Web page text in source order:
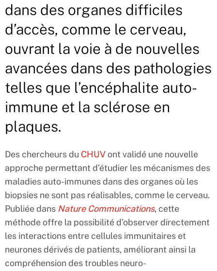
dans des organes difficiles
d’accès, comme le cerveau,
ouvrant la voie à de nouvelles
avancées dans des pathologies
telles que l’encéphalite auto-
immune et la sclérose en
plaques.
Des chercheurs du CHUV ont validé une nouvelle
approche permettant d’étudier les mécanismes des
maladies auto-immunes dans des organes où les
biopsies ne sont pas réalisables, comme le cerveau.
Publiée dans Nature Communications, cette
méthode offre la possibilité d’observer directement
les interactions entre cellules immunitaires et
neurones dérivés de patients, améliorant ainsi la
compréhension des troubles neuro-